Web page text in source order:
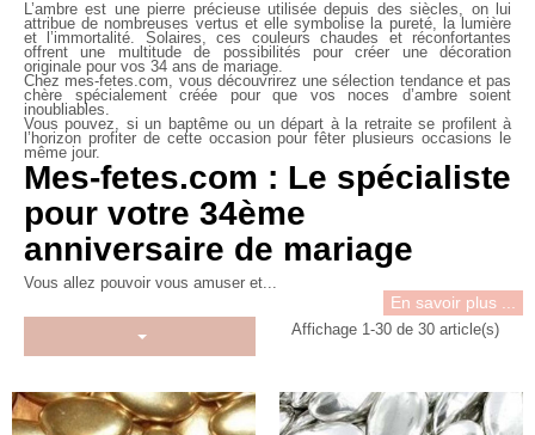
L’ambre est une pierre précieuse utilisée depuis des siècles, on lui
attribue de nombreuses vertus et elle symbolise la pureté, la lumière
et l’immortalité. Solaires, ces couleurs chaudes et réconfortantes
offrent une multitude de possibilités pour créer une décoration
originale pour vos 34 ans de mariage.
Chez mes-fetes.com, vous découvrirez une sélection tendance et pas
chère spécialement créée pour que vos noces d’ambresoient
inoubliables.
Vous pouvez, si un baptême ou un départ à la retraite se profilent à
l’horizon profiter de cette occasion pour fêter plusieurs occasions le
même jour.
Mes-fetes.com : Le spécialiste
pour votre 34ème
anniversaire de mariage
Vous allez pouvoir vous amuser et...
En savoir plus ...
Affichage 1-30 de 30 article(s)